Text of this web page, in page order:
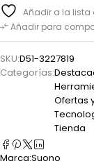
Añadir a la lista
Añadir para
SKU:D51-3227819
Categorías:
Ofertas
Tienda
Marca:Suono